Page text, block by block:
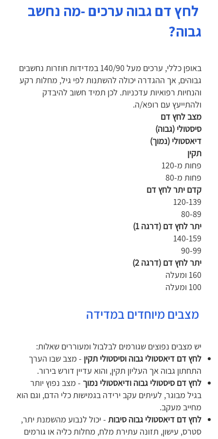
לחץ דם גבוה ערכים -מה נחשב
גבוה?
באופן כללי, ערכים מעל 140/90 במדידות חוזרות נחשבים
גבוהים, אך ההגדרה יכולה להשתנות לפי גיל, מחלות רקע
והנחיות רפואיות עדכניות. לכן תמיד חשוב להיבדק
ולהתייעץ עם רופא/ה.
מצב לחץ דם
סיסטולי (גבוה)
דיאסטולי (נמוך)
תקין
פחות מ-120
פחות מ-80
קדם יתר לחץ דם
120-139
80-89
יתר לחץ דם (דרגה 1)
140-159
90-99
יתר לחץ דם (דרגה 2)
160 ומעלה
100 ומעלה
מצבים מיוחדים במדידה
יש מצבים נפוצים שגורמים לבלבול ומעוררים שאלות:
לחץ דם דיאסטולי גבוה וסיסטולי תקין - מצב שבו הערך
התחתון גבוה אך העליון תקין, והוא עדיין דורש בירור.
לחץ דם סיסטולי גבוה ודיאסטולי נמוך - מצב נפוץ יותר
בגיל מבוגר, לעיתים עקב ירידה בגמישות כלי הדם, וגם הוא
מחייב מעקב.
לחץ דם דיאסטולי גבוה סיבות- יכול לנבוע מהשמנת יתר,
סטרס, עישון, תזונה עתירת מלח, מחלות כליה או גורמים